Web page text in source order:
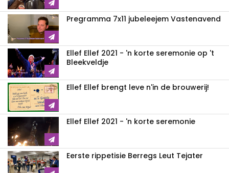
Pregramma 7x11 jubeleejem Vastenavend
Ellef Ellef 2021 - 'n korte seremonie op 't
Bleekveldje
Ellef Ellef brengt leve n'in de brouwerij!
Ellef Ellef 2021 - 'n korte seremonie
Eerste rippetisie Berregs Leut Tejater